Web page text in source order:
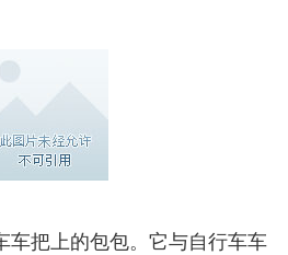
车把上的包包。它与自行车车